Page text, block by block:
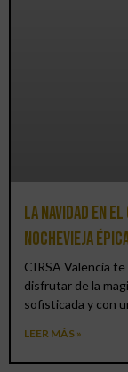
La Navidad en
Nochevieja
CIRSA Valencia
disfrutar de la
sofisticada y con
LEER MÁS »